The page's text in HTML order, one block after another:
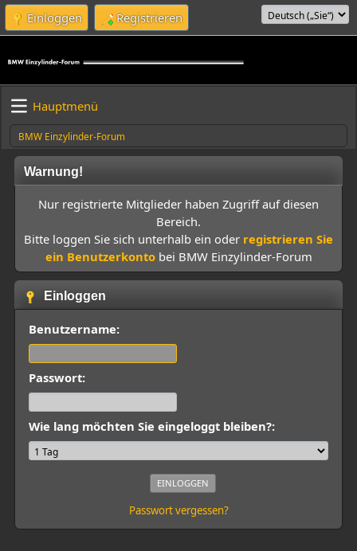
Einloggen Registrieren
Hauptmenü
BMW Einzylinder-Forum
Warnung!
Nur registrierte Mitglieder haben Zugriff auf diesen
Bereich.
Bitte loggen Sie sich unterhalb ein oder registrieren Sie
ein Benutzerkontobei BMW Einzylinder-Forum
Einloggen
Benutzername:
Passwort:
Wie lang möchten Sie eingeloggt bleiben?:
Passwort vergessen?